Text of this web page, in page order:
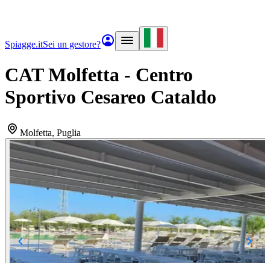
Spiagge.itSei un gestore?
CAT Molfetta - Centro
Sportivo Cesareo Cataldo
Molfetta, Puglia